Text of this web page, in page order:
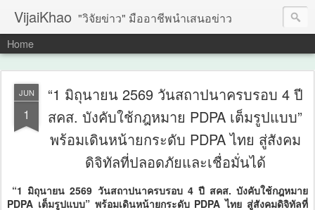
VijaiKhao "วิจัยข่าว" มืออาชีพนำเสนอข่าว
Home
JUN
1
“1 มิถุนายน 2569 วันสถาปนาครบรอบ 4 ปี
สคส. บังคับใช้กฎหมาย PDPA เต็มรูปแบบ”
พร้อมเดินหน้ายกระดับ PDPA ไทย สู่สังคม
ดิจิทัลที่ปลอดภัยและเชื่อมั่นได้
“1 มิถุนายน 2569 วันสถาปนาครบรอบ 4 ปี สคส. บังคับใช้กฎหมาย
PDPA เต็มรูปแบบ” พร้อมเดินหน้ายกระดับ PDPA ไทย สู่สังคมดิจิทัลที่